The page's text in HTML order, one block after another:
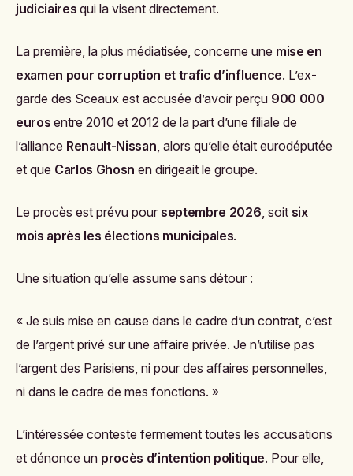
judiciaires qui la visent directement.
La première, la plus médiatisée, concerne une mise en
examen pour corruption et trafic d’influence. L’ex-
garde des Sceaux est accusée d’avoir perçu 900 000
euros entre 2010 et 2012 de la part d’une filiale de
l’alliance Renault-Nissan, alors qu’elle était eurodéputée
et que Carlos Ghosn en dirigeait le groupe.
Le procès est prévu pour septembre 2026, soit six
mois après les élections municipales.
Une situation qu’elle assume sans détour :
« Je suis mise en cause dans le cadre d’un contrat, c’est
de l’argent privé sur une affaire privée. Je n’utilise pas
l’argent des Parisiens, ni pour des affaires personnelles,
ni dans le cadre de mes fonctions. »
L’intéressée conteste fermement toutes les accusations
et dénonce un procès d’intention politique. Pour elle,